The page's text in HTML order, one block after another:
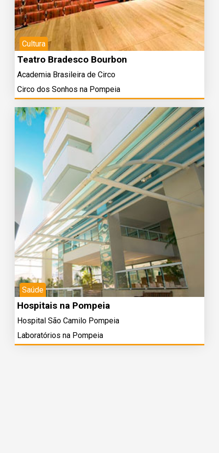
Cultura
Teatro Bradesco Bourbon
Academia Brasileira de Circo
Circo dos Sonhos na Pompeia
Saúde
Hospitais na Pompeia
Hospital São Camilo Pompeia
Laboratórios na Pompeia